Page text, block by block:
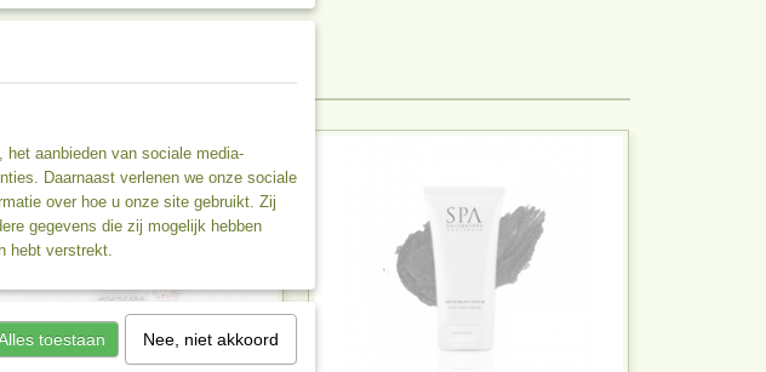
aanbieden van sociale media-
Daarnaast verlenen we onze sociale
over hoe u onze site gebruikt. Zij
gegevens die zij mogelijk hebben
hebt verstrekt.
toestaan Nee, niet akkoord